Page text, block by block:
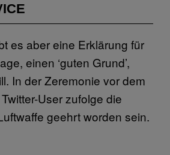
es aber eine Erklärung für
einen ‘guten Grund’,
In der Zeremonie vor dem
User zufolge die
geehrt worden sein.